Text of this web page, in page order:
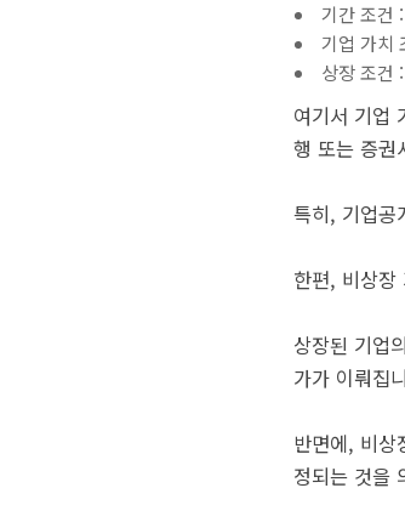
기간 조건
기업 가치
상장 조건
여기서 기업
행 또는 증권
특히, 기업공
한편, 비상장
상장된 기업
가가 이뤄집
반면에, 비상
정되는 것을